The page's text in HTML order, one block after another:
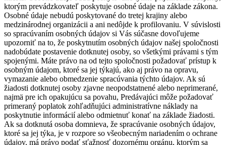
ktorým prevádzkovateľ poskytuje osobné údaje na základe zákona.
Osobné údaje nebudú poskytované do tretej krajiny alebo
medzinárodnej organizácii a ani nedôjde k profilovaniu. V súvislosti
so spracúvaním osobných údajov si Vás súčasne dovoľujeme
upozorniť na to, že poskytnutím osobných údajov našej spoločnosti
nadobúdate postavenie dotknutej osoby, so všetkými právami s tým
spojenými. Máte právo na od tejto spoločnosti požadovať prístup k
osobným údajom, ktoré sa jej týkajú, ako aj právo na opravu,
vymazanie alebo obmedzenie spracúvania týchto údajov. Ak sú
žiadosti dotknutej osoby zjavne neopodstatnené alebo neprimerané,
najmä pre ich opakujúcu sa povahu, Predávajúci môže požadovať
primeraný poplatok zohľadňujúci administratívne náklady na
poskytnutie informácií alebo odmietnuť konať na základe žiadosti.
Ak sa dotknutá osoba domnieva, že spracúvanie osobných údajov,
ktoré sa jej týka, je v rozpore so všeobecným nariadením o ochrane
údajov, má právo podať sťažnosť dozornému orgánu, ktorým sa